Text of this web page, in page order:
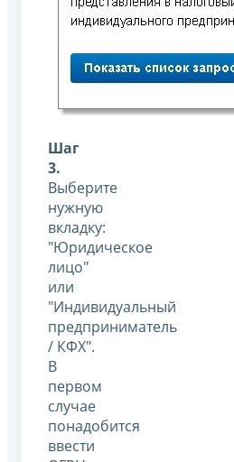
Шаг
3.
Выберите
нужную
вкладку:
"Юридическое
лицо"
или
"Индивидуальный
предприниматель
/ КФХ".
В
первом
случае
понадобится
ввести